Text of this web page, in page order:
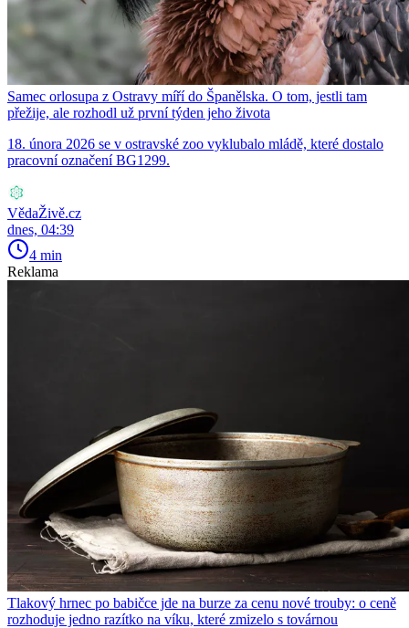
Samec orlosupa z Ostravy míří do Španělska. O tom, jestli tam
přežije, ale rozhodl už první týden jeho života
18. února 2026 se v ostravské zoo vyklubalo mládě, které dostalo
pracovní označení BG1299.
VědaŽivě.cz
dnes, 04:39
4 min
Reklama
Tlakový hrnec po babičce jde na burze za cenu nové trouby: o ceně
rozhoduje jedno razítko na víku, které zmizelo s továrnou